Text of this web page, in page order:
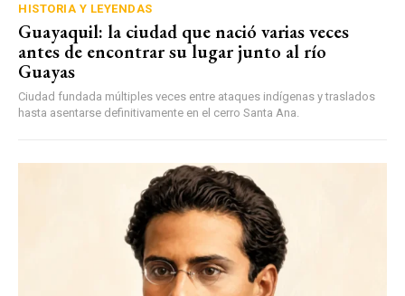
HISTORIA Y LEYENDAS
Guayaquil: la ciudad que nació varias veces
antes de encontrar su lugar junto al río
Guayas
Ciudad fundada múltiples veces entre ataques indígenas y traslados
hasta asentarse definitivamente en el cerro Santa Ana.